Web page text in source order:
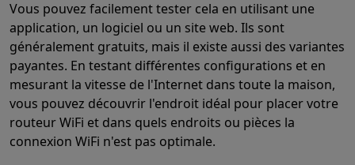
Info & actions
SoldesToutes les soldesSoldes gros électroSoldes petit
ActionsDeals du moment PromotionsCashbacksSoldesBlack
Voici pourquoi choisir Krëfel Livraison offerteGarantie du
Installation à domicile
Installation gros électro
Installation
Modes de paiement
Gift card ÉcochèquesAcheter à crédit
Service clientRéparation de votre appareil
Vérifiez votre heure
Gros électro & encastrable
Trouvez votre machine à laver
Vous pouvez facilement tester cela en utilisant une
application, un logiciel ou un site web. Ils sont
généralement gratuits, mais il existe aussi des variantes
payantes. En testant différentes configurations et en
mesurant la vitesse de l'Internet dans toute la maison,
vous pouvez découvrir l'endroit idéal pour placer votre
routeur WiFi et dans quels endroits ou pièces la
connexion WiFi n'est pas optimale.